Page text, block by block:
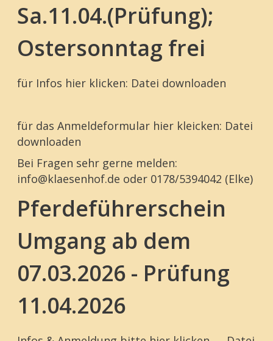
Sa.11.04.(Prüfung);
Ostersonntag frei
für Infos hier klicken: Datei downloaden
für das Anmeldeformular hier kleicken: Datei
downloaden
Bei Fragen sehr gerne melden:
info@klaesenhof.de oder 0178/5394042 (Elke)
Pferdeführerschein
Umgang ab dem
07.03.2026 - Prüfung
11.04.2026